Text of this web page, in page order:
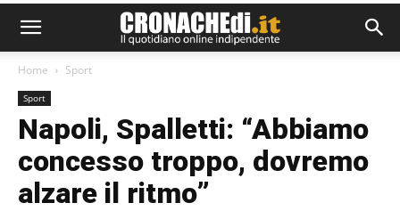
Home Sport
Sport
Napoli, Spalletti: “Abbiamo
concesso troppo, dovremo
alzare il ritmo”